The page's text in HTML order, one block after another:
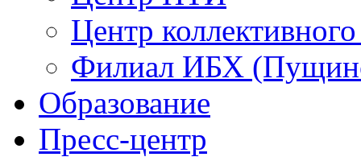
Центр
Филиал ИБХ
Образование
Пресс-центр